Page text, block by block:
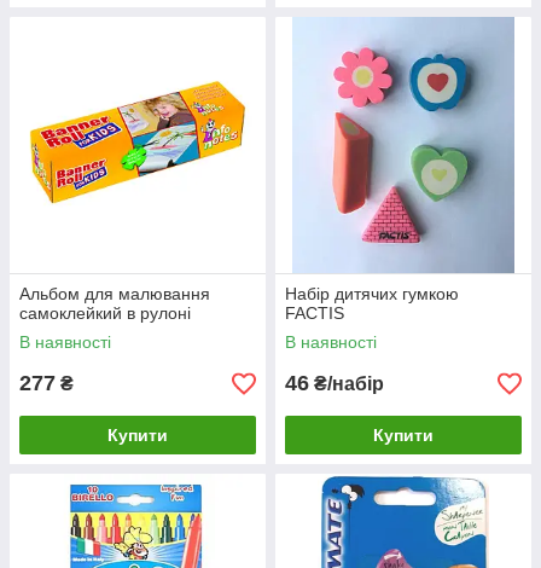
Альбом для малювання
самоклейкий в рулоні
В наявності
277 ₴
Купити
Набір дитячих гумкою
FACTIS
В наявності
46 ₴/набір
Купити